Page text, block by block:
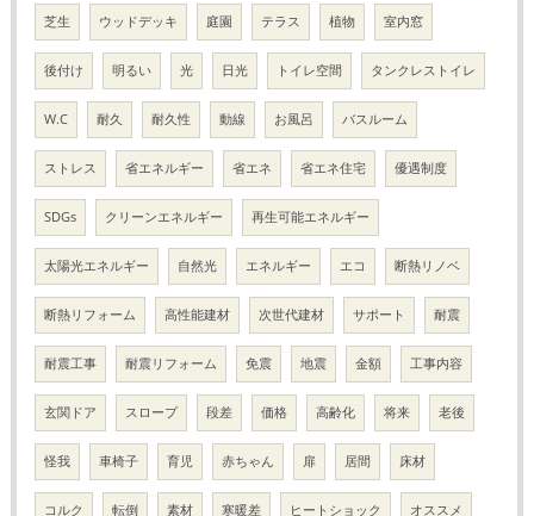
芝生 ウッドデッキ 庭園 テラス 植物 室内窓
後付け 明るい 光 日光 トイレ空間 タンクレストイレ
W.C 耐久 耐久性 動線 お風呂 バスルーム
ストレス 省エネルギー 省エネ 省エネ住宅 優遇制度
SDGs クリーンエネルギー 再生可能エネルギー
太陽光エネルギー 自然光 エネルギー エコ 断熱リノベ
断熱リフォーム 高性能建材 次世代建材 サポート 耐震
耐震工事 耐震リフォーム 免震 地震 金額 工事内容
玄関ドア スロープ 段差 価格 高齢化 将来 老後
怪我 車椅子 育児 赤ちゃん 扉 居間 床材
コルク 転倒 素材 寒暖差 ヒートショック オススメ